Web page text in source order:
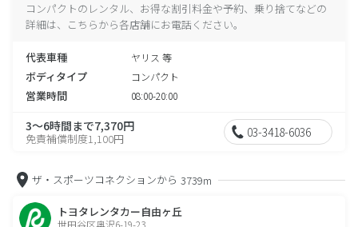
コンパクトのレンタル、お得な割引料金や予約、乗り捨てなどの
詳細は、こちらから各店舗にお電話ください。
代表車種 ヤリス 等
ボディタイプ コンパクト
営業時間 08:00-20:00
3～6時間まで7,370円
免責補償制度1,100円 03-3418-6036
ザ・スポーツコネクションから 3739m
トヨタレンタカー自由ヶ丘
世田谷区奥沢6-19-23